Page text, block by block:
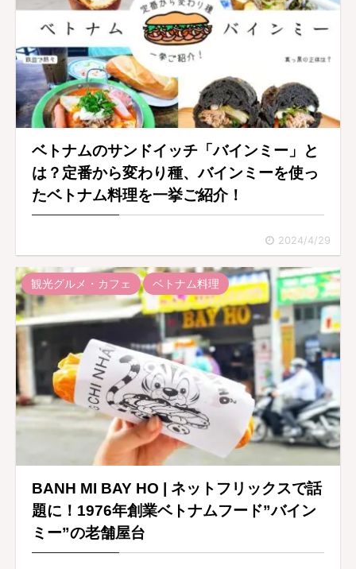
ベトナムのサンドイッチ「バインミー」と
は？定番から変わり種、バインミーを使っ
たベトナム料理を一挙ご紹介！
2024/4/29
観光グルメ・カフェ ベトナム料理
BANH MI BAY HO | ネットフリックスで話
題に！1976年創業ベトナムフード”バイン
ミー”の老舗屋台